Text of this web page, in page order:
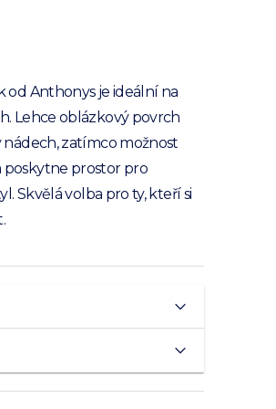
od Anthonys je ideální na
Lehce oblázkový povrch
zatímco možnost
prostor pro
Skvělá volba pro ty, kteří si